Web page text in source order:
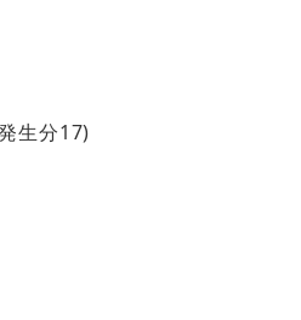
生分17)